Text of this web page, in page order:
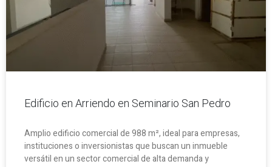
Edificio en Arriendo en Seminario San Pedro
Amplio edificio comercial de 988 m², ideal para empresas,
instituciones o inversionistas que buscan un inmueble
versátil en un sector comercial de alta demanda y